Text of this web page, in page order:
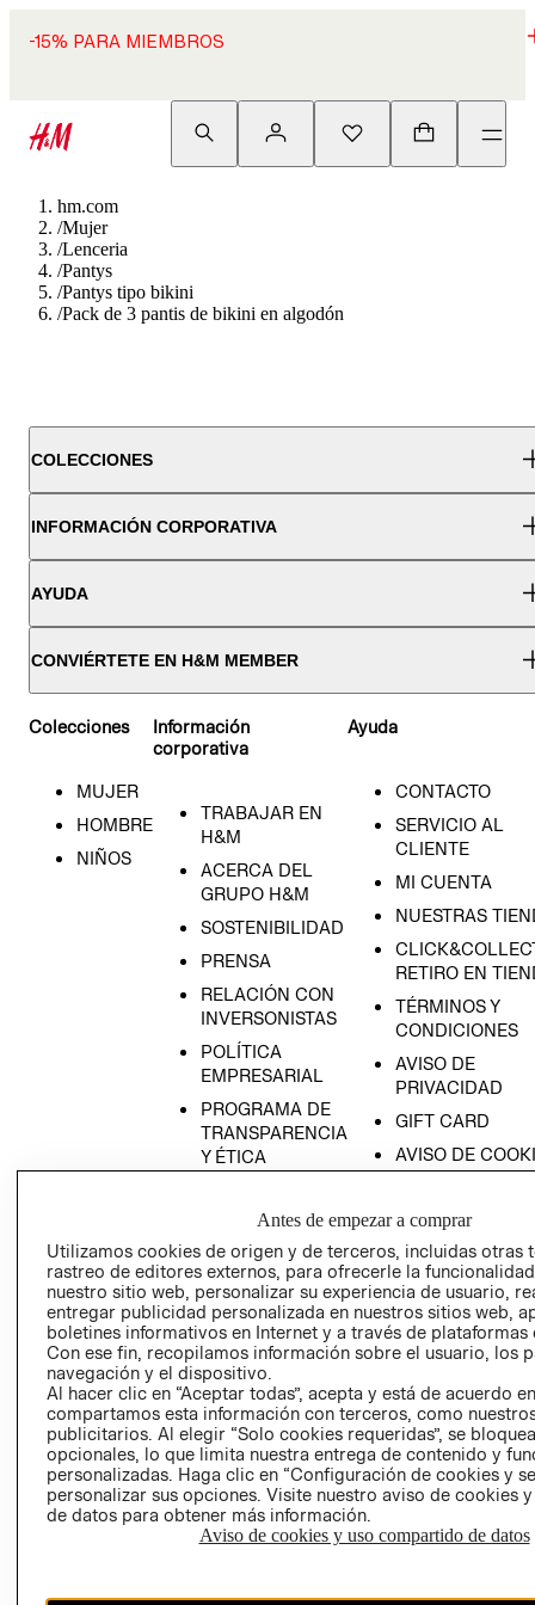
-15% PARA MIEMBROS
hm.com
/Mujer
/Lenceria
/Pantys
/Pantys tipo bikini
/Pack de 3 pantis de bikini en algodón
COLECCIONES
INFORMACIÓN CORPORATIVA
AYUDA
CONVIÉRTETE EN H&M MEMBER
Colecciones
MUJER
HOMBRE
NIÑOS
Información
corporativa
TRABAJAR EN
H&M
ACERCA DEL
GRUPO H&M
SOSTENIBILIDAD
PRENSA
RELACIÓN CON
INVERSONISTAS
POLÍTICA
EMPRESARIAL
PROGRAMA DE
TRANSPARENCIA
Y ÉTICA
PROGRAMA DE
Y ÉTICA (INGLÉS)
Ayuda
CONTACTO
SERVICIO AL
CLIENTE
MI CUENTA
NUESTRAS
RETIRO EN
TÉRMINOS Y
CONDICIONES
AVISO DE
PRIVACIDAD
GIFT CARD
AVISO DE
COMERCIO - SIC
PETICIONES
QUEJAS Y
RECLAMOS
Colombia ($)
CAMBIAR REGIÓN
Antes de empezar a comprar
Utilizamos cookies de origen y de terceros, incluidas otras
rastreo de editores externos, para ofrecerle la
nuestro sitio web, personalizar su experiencia de usuario,
entregar publicidad personalizada en nuestros sitios web,
boletines informativos en Internet y a través de plataformas
Con ese fin, recopilamos información sobre el usuario, los
navegación y el dispositivo.
Al hacer clic en “Aceptar todas”, acepta y está de acuerdo
compartamos esta información con terceros, como
publicitarios. Al elegir “Solo cookies requeridas”, se
opcionales, lo que limita nuestra entrega de contenido y
personalizadas. Haga clic en “Configuración de cookies y
personalizar sus opciones. Visite nuestro aviso de cookies
de datos para obtener más información.
Aviso de cookies y uso compartido de datos